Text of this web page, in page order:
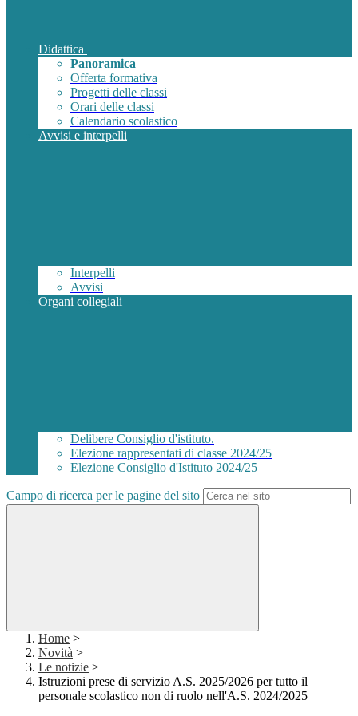
Didattica
Panoramica
Offerta formativa
Progetti delle classi
Orari delle classi
Calendario scolastico
Avvisi e interpelli
Interpelli
Avvisi
Organi collegiali
Delibere Consiglio d'istituto.
Elezione rappresentati di classe 2024/25
Elezione Consiglio d'Istituto 2024/25
Campo di ricerca per le pagine del sito
Home >
Novità >
Le notizie >
Istruzioni prese di servizio A.S. 2025/2026 per tutto il
personale scolastico non di ruolo nell'A.S. 2024/2025